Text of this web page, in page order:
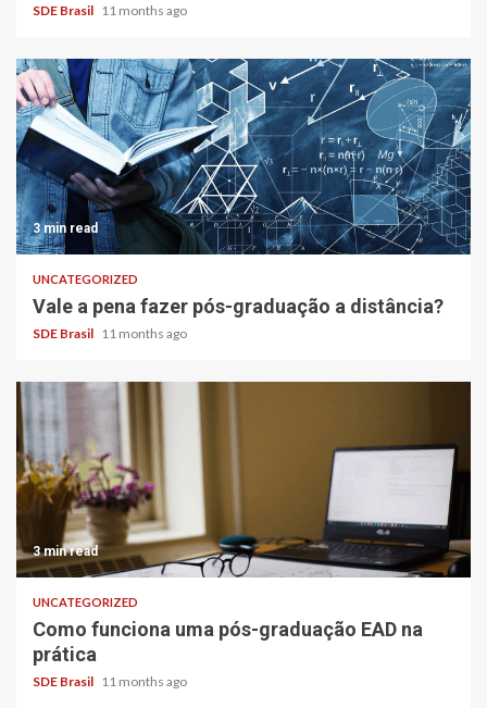
SDE Brasil 11 months ago
3 min read
UNCATEGORIZED
Vale a pena fazer pós-graduação a distância?
SDE Brasil 11 months ago
3 min read
UNCATEGORIZED
Como funciona uma pós-graduação EAD na
prática
SDE Brasil 11 months ago